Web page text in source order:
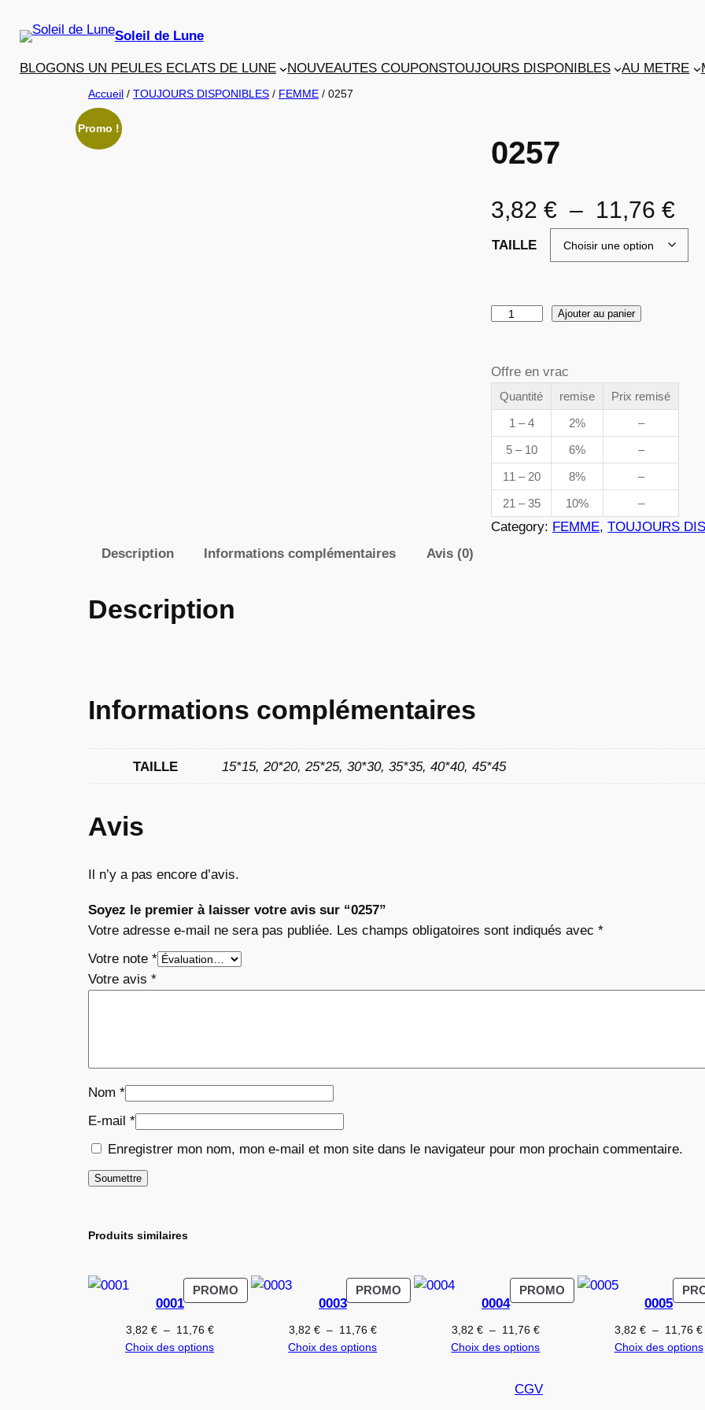
Soleil de Lune
BLOGONS UN PEU LES ECLATS DE LUNE NOUVEAUTES COUPONSTOUJOURS DISPONIBLES AU METRE
Accueil / TOUJOURS DISPONIBLES / FEMME / 0257
Promo !
0257
3,82 € – 11,76 €P
l
d
p
r
i
,
TAILLE
n
t
0
Ajouter au panier
Offre en vrac
Quantité remise
Prix remisé
1 – 4
2%
–
5 – 10
6%
–
11 – 20
8%
–
21 – 35
10% –
Category: FEMME, TOUJOURS
Description
Informations complémentaires Avis (0)
Description
Informations complémentaires
TAILLE 15*15, 20*20, 25*25, 30*30, 35*35, 40*40, 45*45
Avis
Il n’y a pas encore d’avis.
Soyez le premier à laisser votre avis sur “0257”
Votre adresse e-mail ne sera pas publiée. Les champs obligatoires sont indiqués avec *
Votre note *
Votre avis *
Nom *
E-mail *
Enregistrer mon nom, mon e-mail et mon site dans le navigateur pour mon prochain commentaire.
Produits similaires
PROMO PRODUIT
EN
PROMOTION
0001
3,82 € – 11,76 €Plage
de
Choix des options
PROMO PRODUIT
EN
PROMOTION
0003
3,82 € – 11,76 €Plage
de
Choix des options
PROMOPRODUIT
EN
PROMOTION
0004
3,82 € – 11,76 €Plage
de
à
Choix des options
0005
3,82€ – 11,76€
Choix des options
CGV